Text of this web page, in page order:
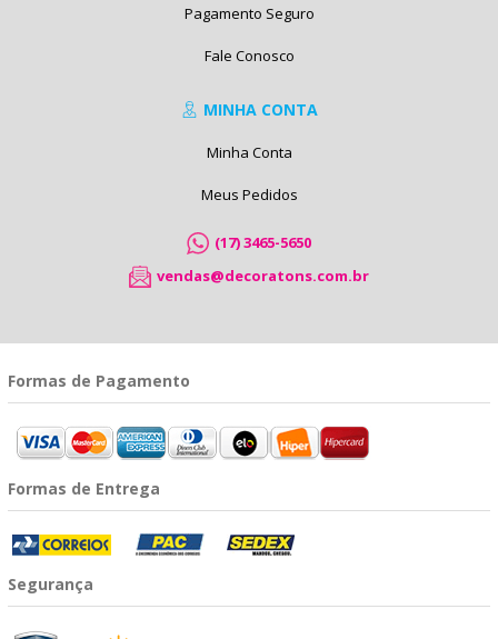
Pagamento Seguro
Fale Conosco
MINHA CONTA
Minha Conta
Meus Pedidos
(17) 3465-5650
vendas@decoratons.com.br
Formas de Pagamento
Formas de Entrega
Segurança